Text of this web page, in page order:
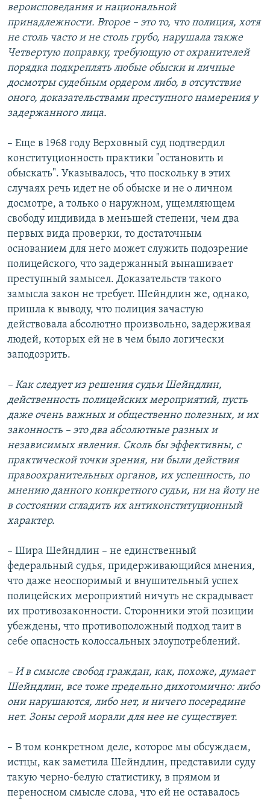
вероисповедания и национальной
принадлежности. Второе – это то, что полиция, хотя
не столь часто и не столь грубо, нарушала также
Четвертую поправку, требующую от охранителей
порядка подкреплять любые обыски и личные
досмотры судебным ордером либо, в отсутствие
оного, доказательствами преступного намерения у
задержанного лица.
– Еще в 1968 году Верховный суд подтвердил
конституционность практики "остановить и
обыскать". Указывалось, что поскольку в этих
случаях речь идет не об обыске и не о личном
досмотре, а только о наружном, ущемляющем
свободу индивида в меньшей степени, чем два
первых вида проверки, то достаточным
основанием для него может служить подозрение
полицейского, что задержанный вынашивает
преступный замысел. Доказательств такого
замысла закон не требует. Шейндлин же, однако,
пришла к выводу, что полиция зачастую
действовала абсолютно произвольно, задерживая
людей, которых ей не в чем было логически
заподозрить.
– Как следует из решения судьи Шейндлин,
действенность полицейских мероприятий, пусть
даже очень важных и общественно полезных, и их
законность – это два абсолютные разных и
независимых явления. Сколь бы эффективны, с
практической точки зрения, ни были действия
правоохранительных органов, их успешность, по
мнению данного конкретного судьи, ни на йоту не
в состоянии сгладить их антиконституционный
характер.
– Шира Шейндлин – не единственный
федеральный судья, придерживающийся мнения,
что даже неоспоримый и внушительный успех
полицейских мероприятий ничуть не скрадывает
их противозаконности. Сторонники этой позиции
убеждены, что противоположный подход таит в
себе опасность колоссальных злоупотреблений.
– И в смысле свобод граждан, как, похоже, думает
Шейндлин, все тоже предельно дихотомично: либо
они нарушаются, либо нет, и ничего посередине
нет. Зоны серой морали для нее не существует.
– В том конкретном деле, которое мы обсуждаем,
истцы, как заметила Шейндлин, представили суду
такую черно-белую статистику, в прямом и
переносном смысле слова, что ей не оставалось